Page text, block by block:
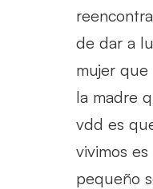
de dar a
mujer que
la madre
vdd es
vivimos
pequeño